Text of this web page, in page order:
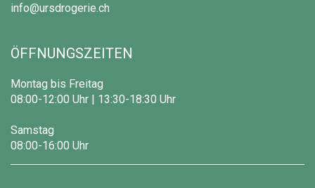
info@ursdrogerie.ch
ÖFFNUNGSZEITEN
Montag bis Freitag
08:00-12:00 Uhr | 13:30-18:30 Uhr
Samstag
08:00-16:00 Uhr